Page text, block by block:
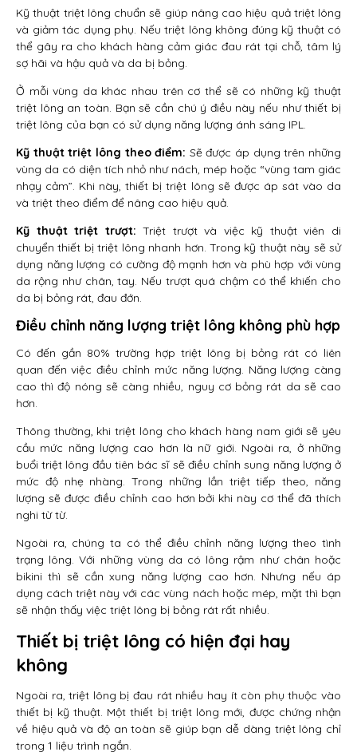
Kỹ thuật triệt lông chuẩn sẽ giúp nâng cao hiệu quả triệt lông
và giảm tác dụng phụ. Nếu triệt lông không đúng kỹ thuật có
thể gây ra cho khách hàng cảm giác đau rát tại chỗ, tâm lý
sợ hãi và hậu quả và da bị bỏng.
Ở mỗi vùng da khác nhau trên cơ thể sẽ có những kỹ thuật
triệt lông an toàn. Bạn sẽ cần chú ý điều này nếu như thiết bị
triệt lông của bạn có sử dụng năng lượng ánh sáng IPL.
Kỹ thuật triệt lông theo điểm: Sẽ được áp dụng trên những
vùng da có diện tích nhỏ như nách, mép hoặc “vùng tam giác
nhạy cảm”. Khi này, thiết bị triệt lông sẽ được áp sát vào da
và triệt theo điểm để nâng cao hiệu quả.
Kỹ thuật triệt trượt: Triệt trượt và việc kỹ thuật viên di
chuyển thiết bị triệt lông nhanh hơn. Trong kỹ thuật này sẽ sử
dụng năng lượng có cường độ mạnh hơn và phù hợp với vùng
da rộng như chân, tay. Nếu trượt quá chậm có thể khiến cho
da bị bỏng rát, đau đớn.
Điều chỉnh năng lượng triệt lông không phù hợp
Có đến gần 80% trường hợp triệt lông bị bỏng rát có liên
quan đến việc điều chỉnh mức năng lượng. Năng lượng càng
cao thì độ nóng sẽ càng nhiều, nguy cơ bỏng rát da sẽ cao
hơn.
Thông thường, khi triệt lông cho khách hàng nam giới sẽ yêu
cầu mức năng lượng cao hơn là nữ giới. Ngoài ra, ở những
buổi triệt lông đầu tiên bác sĩ sẽ điều chỉnh sung năng lượng ở
mức độ nhẹ nhàng. Trong những lần triệt tiếp theo, năng
lượng sẽ được điều chỉnh cao hơn bởi khi này cơ thể đã thích
nghi từ từ.
Ngoài ra, chúng ta có thể điều chỉnh năng lượng theo tình
trạng lông. Với những vùng da có lông rậm như chân hoặc
bikini thì sẽ cần xung năng lượng cao hơn. Nhưng nếu áp
dụng cách triệt này với các vùng nách hoặc mép, mặt thì bạn
sẽ nhận thấy việc triệt lông bị bỏng rát rất nhiều.
Thiết bị triệt lông có hiện đại hay
không
Ngoài ra, triệt lông bị đau rát nhiều hay ít còn phụ thuộc vào
thiết bị kỹ thuật. Một thiết bị triệt lông mới, được chứng nhận
về hiệu quả và độ an toàn sẽ giúp bạn dễ dàng triệt lông chỉ
trong 1 liệu trình ngắn.